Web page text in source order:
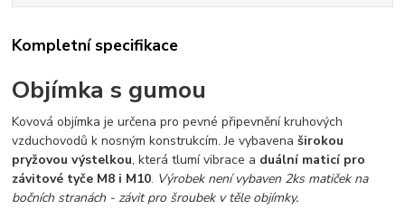
Kompletní specifikace
Objímka s gumou
Kovová objímka je určena pro pevné připevnění kruhových
vzduchovodů k nosným konstrukcím. Je vybavenaširokou
pryžovou výstelkou, která tlumí vibrace a duální maticí pro
závitové tyče M8 i M10. Výrobek není vybaven 2ks matiček na
bočních stranách - závit pro šroubek v těle objímky.